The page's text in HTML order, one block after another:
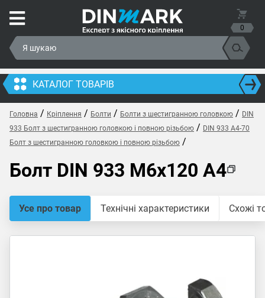
0
КАТАЛОГ ТОВАРІВ
Головна / Кріплення / Болти / Болти з шестигранною головкою / DIN
933 Болт з шестигранною головкою і повною різьбою / DIN 933 A4-70
Болт з шестигранною головкою і повною різьбою /
Болт DIN 933 M6x120 A4
Усе про товар Технічні характеристики Схожі